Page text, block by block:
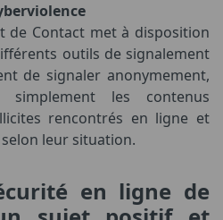
de Contact met à disposition
outils de signalement
de signaler anonymement,
simplement les contenus
rencontrés en ligne et
selon leur situation.
en ligne de